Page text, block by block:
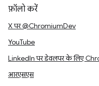
फ़ॉलो करें
X पर @ChromiumDev
YouTube
LinkedIn पर डेवलपर के लिए
आरएसएस